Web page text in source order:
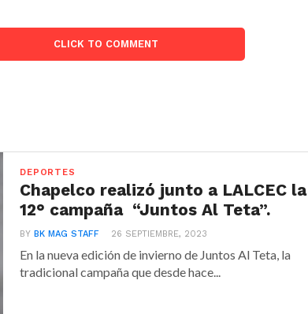
CLICK TO COMMENT
DEPORTES
Chapelco realizó junto a LALCEC la
12° campaña “Juntos Al Teta”.
BYBK MAG STAFF 26 SEPTIEMBRE, 2023
En la nueva edición de invierno de Juntos Al Teta, la
tradicional campaña que desde hace...